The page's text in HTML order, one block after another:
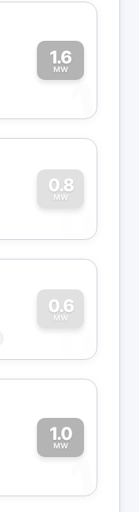
1.6
MW
1
0.8
MW
0
0.6
MW
0
1.0
MW
1